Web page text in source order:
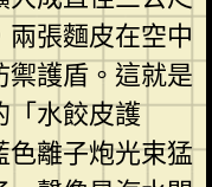
張麵皮在空中
護盾。這就是
「水餃皮護
離子炮光束猛